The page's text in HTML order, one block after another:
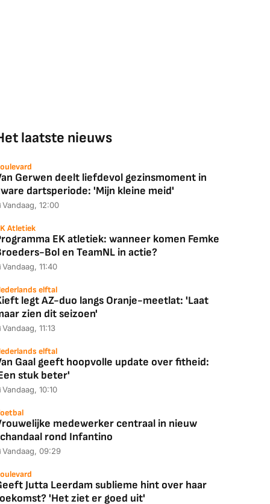
laatste nieuws
Gerwen deelt liefdevol gezinsmoment in
dartsperiode: 'Mijn kleine meid'
Vandaag, 12:00
Atletiek
EK atletiek: wanneer komen Femke
Bol en TeamNL in actie?
Vandaag, 11:40
elftal
legt AZ-duo langs Oranje-meetlat: 'Laat
zien dit seizoen'
Vandaag, 11:13
elftal
Gaal geeft hoopvolle update over fitheid:
stuk beter'
Vandaag, 10:10
medewerker centraal in nieuw
rond Infantino
Vandaag, 09:29
Jutta Leerdam sublieme hint over haar
'Het ziet er goed uit'